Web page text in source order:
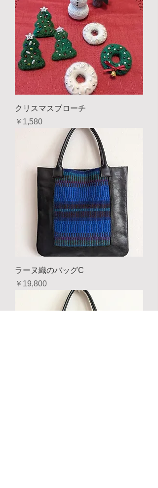
クリスマスブローチ
価格
￥1,580
ラーヌ織のバッグC
価格
￥19,800